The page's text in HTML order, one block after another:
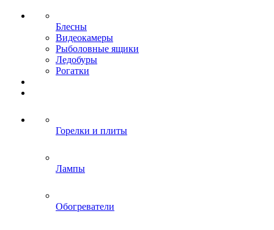
Блесны
Видеокамеры
Рыболовные ящики
Ледобуры
Рогатки
Горелки и плиты
Лампы
Обогреватели